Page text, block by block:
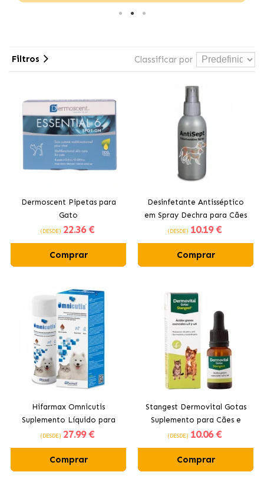
Classificar por
Filtros
Dermoscent Pipetas para
Gato
(DESDE) 22.36 €
Comprar
Desinfetante Antisséptico
em Spray Dechra para Cães
e Gatos
(DESDE) 10.19 €
Comprar
Hifarmax Omnicutis
Suplemento Líquido para
Pele e Pelagem Cães e
(DESDE) 27.99 €
Comprar
Stangest Dermovital Gotas
Suplemento para Cães e
Gatos
(DESDE) 10.06 €
Comprar